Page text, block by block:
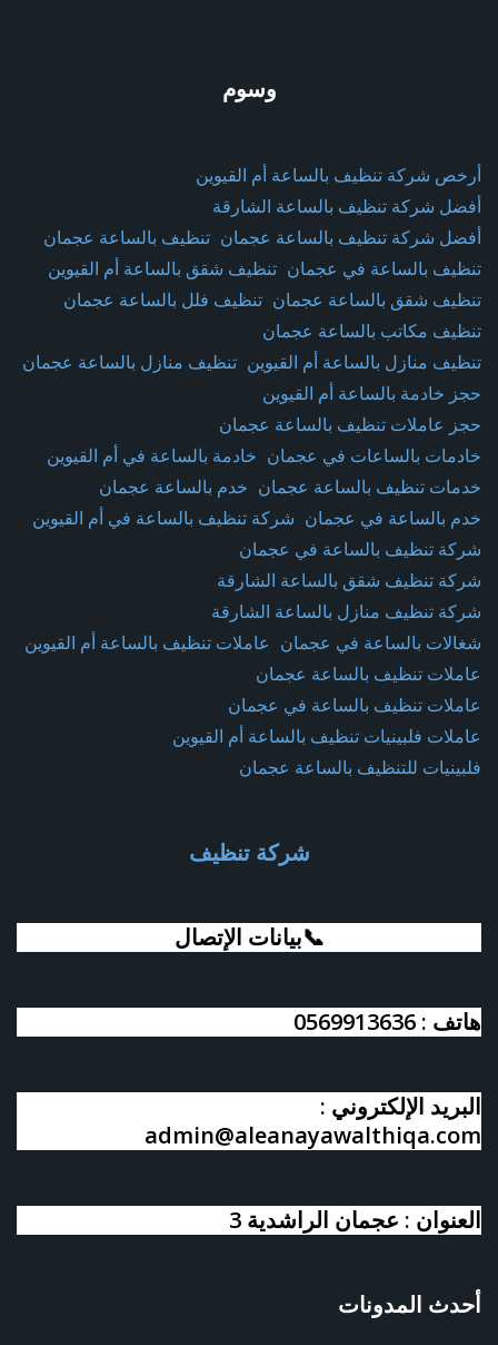
وسوم
أرخص شركة تنظيف بالساعة أم القيوين
أفضل شركة تنظيف بالساعة الشارقة
أفضل شركة تنظيف بالساعة عجمان تنظيف بالساعة عجمان
تنظيف بالساعة في عجمان تنظيف شقق بالساعة أم القيوين
تنظيف شقق بالساعة عجمان تنظيف فلل بالساعة عجمان
تنظيف مكاتب بالساعة عجمان
تنظيف منازل بالساعة أم القيوين تنظيف منازل بالساعة عجمان
حجز خادمة بالساعة أم القيوين
حجز عاملات تنظيف بالساعة عجمان
خادمات بالساعات في عجمان خادمة بالساعة في أم القيوين
خدمات تنظيف بالساعة عجمان خدم بالساعة عجمان
خدم بالساعة في عجمان شركة تنظيف بالساعة في أم القيوين
شركة تنظيف بالساعة في عجمان
شركة تنظيف شقق بالساعة الشارقة
شركة تنظيف منازل بالساعة الشارقة
شغالات بالساعة في عجمان عاملات تنظيف بالساعة أم القيوين
عاملات تنظيف بالساعة عجمان
عاملات تنظيف بالساعة في عجمان
عاملات فلبينيات تنظيف بالساعة أم القيوين
فلبينيات للتنظيف بالساعة عجمان
شركة تنظيف
📞بيانات الإتصال
هاتف : 0569913636
البريد الإلكتروني :
admin@aleanayawalthiqa.com
العنوان : عجمان الراشدية 3
أحدث المدونات